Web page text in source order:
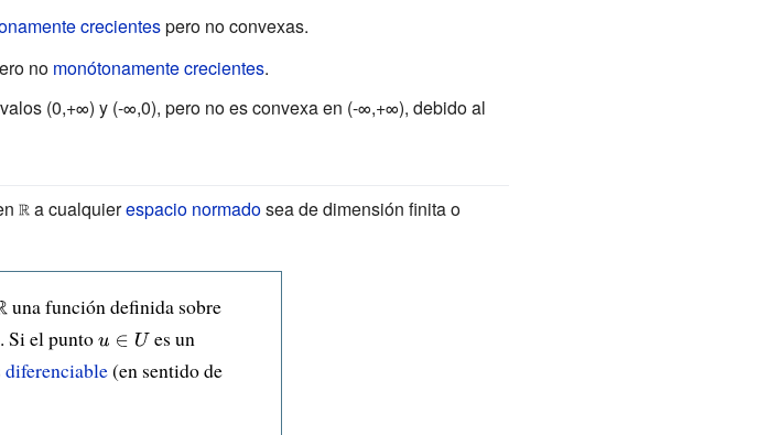
crecientespero no convexas.
no monótonamente crecientes.
(0,+∞) y (-∞,0), pero no es convexa en (-∞,+∞), debido al
{\displaystyle
\mathbb {R} }
a cualquierespacio normadosea de dimensión finita o
una función definida sobre
Si el punto{\displaystyle
u\in U}
es un
diferenciable(en sentido de